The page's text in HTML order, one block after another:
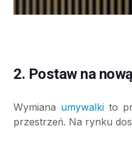
2. Postaw na
Wymiana umywalki to
przestrzeń. Na rynku